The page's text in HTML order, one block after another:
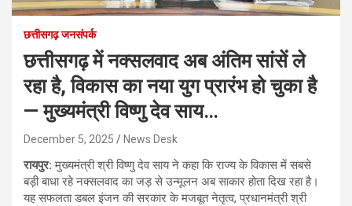
छत्तीसगढ़ जनसंपर्क
छत्तीसगढ़ में नक्सलवाद अब अंतिम सांसें ले
रहा है, विकास का नया युग प्रारंभ हो चुका है
— मुख्यमंत्री विष्णु देव साय…
December 5, 2025 News Desk
रायपुर:मुख्यमंत्री श्री विष्णु देव साय ने कहा कि राज्य के विकास में सबसे
बड़ी बाधा रहे नक्सलवाद का जड़ से उन्मूलन अब साकार होता दिख रहा है।
यह सफलता डबल इंजन की सरकार के मजबूत नेतृत्व, प्रधानमंत्री श्री